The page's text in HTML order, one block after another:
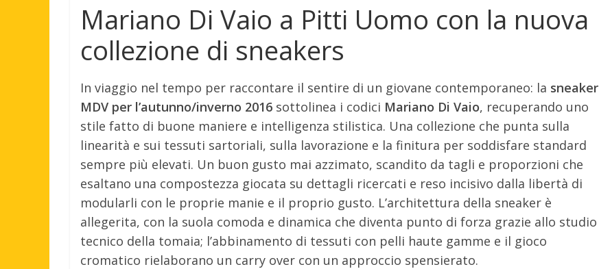
Mariano Di Vaio a Pitti Uomo con la nuova
collezione di sneakers
In viaggio nel tempo per raccontare il sentire di un giovane contemporaneo: la sneaker
MDV per l’autunno/inverno 2016 sottolinea i codici Mariano Di Vaio, recuperando uno
stile fatto di buone maniere e intelligenza stilistica. Una collezione che punta sulla
linearità e sui tessuti sartoriali, sulla lavorazione e la finitura per soddisfare standard
sempre più elevati. Un buon gusto mai azzimato, scandito da tagli e proporzioni che
esaltano una compostezza giocata su dettagli ricercati e reso incisivo dalla libertà di
modularli con le proprie manie e il proprio gusto. L’architettura della sneaker è
allegerita, con la suola comoda e dinamica che diventa punto di forza grazie allo studio
tecnico della tomaia; l’abbinamento di tessuti con pelli haute gamme e il gioco
cromatico rielaborano un carry over con un approccio spensierato.